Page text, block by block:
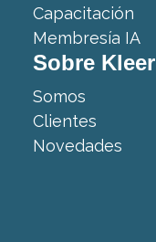
Capacitación
Membresía IA
Sobre Kleer
Somos
Clientes
Novedades